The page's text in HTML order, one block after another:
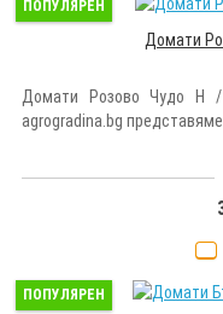
ПОПУЛЯРЕН
Домати
Домати Розово Чудо Н /
agrogradina.bg
ПОПУЛЯРЕН